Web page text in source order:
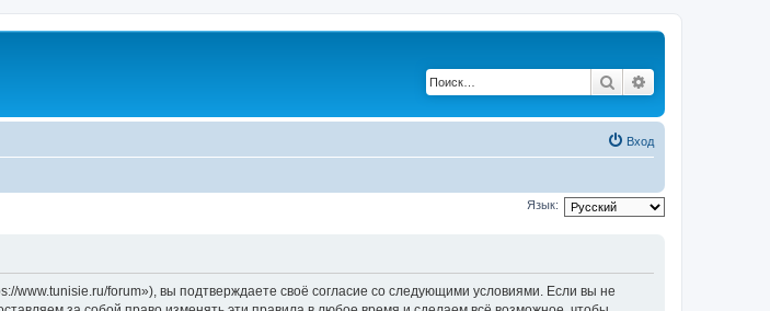
Поиск
Вход
Язык:
forum»), вы подтверждаете своё согласие со следующими условиями. Если вы не